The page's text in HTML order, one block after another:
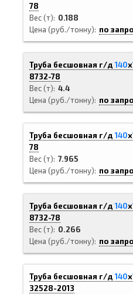
78
Вес (т)
0.188
Цена (руб./тонну)
по
Труба бесшовная г/д140х
8732-78
Вес (т) 4.4
Цена (руб./тонну)
по
Труба бесшовная г/д140х
78
Вес (т) 7.965
Цена (руб./тонну)
по
Труба бесшовная г/д140х
8732-78
Вес (т)
0.266
Цена (руб./тонну)
по
Труба бесшовная г/д140х
32528-2013